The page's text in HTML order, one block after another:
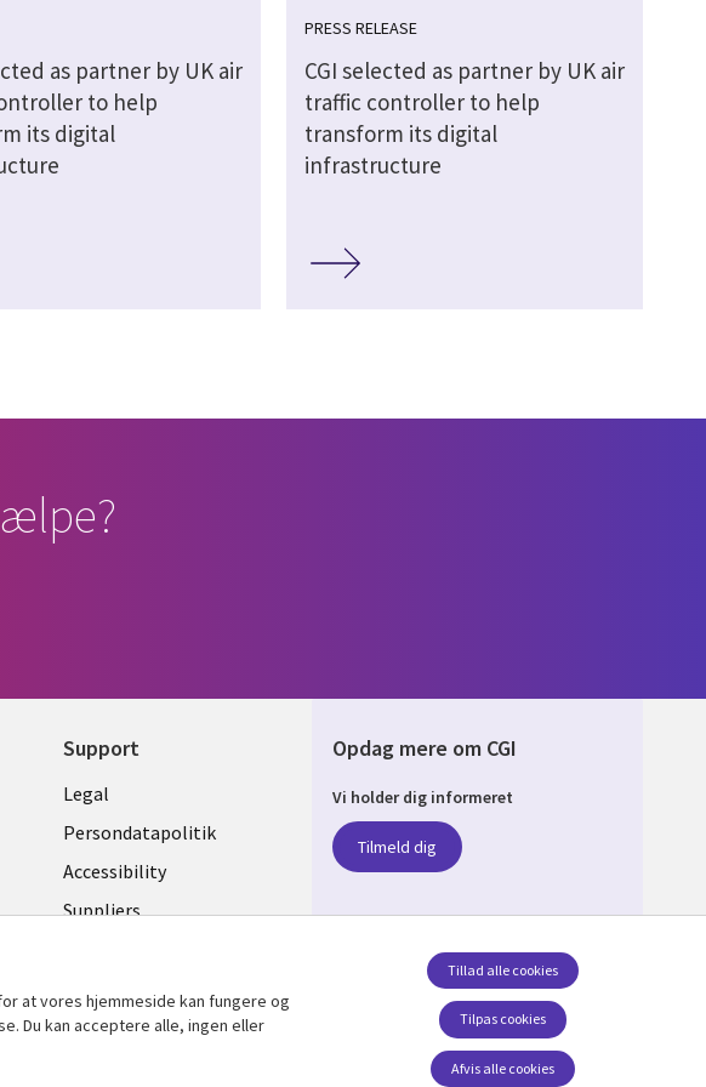
as partner by UK air
to help
its digital
PRESS RELEASE
CGI selected as partner by UK air
traffic controller to help
transform its digital
infrastructure
Support
Legal
DENMARK
Legal
Persondatapolitik
Accessibility
Suppliers
Opdag mere om CGI
Vi holder dig informeret
Tilmeld dig
Social Media DENMARK
at vores hjemmeside kan fungere og
Du kan acceptere alle, ingen eller
Tilpas cookies
Tillad alle cookies
Afvis alle cookies